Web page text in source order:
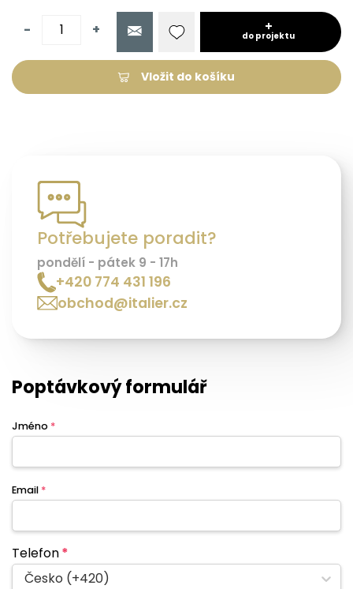
- +
Vložit do košíku
do projektu
Potřebujete poradit?
pondělí - pátek 9 - 17h
+420 774 431 196
obchod@italier.cz
Poptávkový formulář
Jméno *
Email *
Telefon*
Česko (+420)